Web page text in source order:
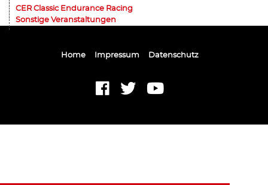
CER Classic Endurance Racing
Sonstige Veranstaltungen
Home Impressum Datenschutz